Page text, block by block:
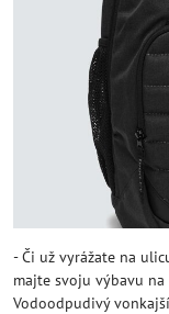
- Či už vyrážate na
majte svoju výbavu na
Vodoodpudivý